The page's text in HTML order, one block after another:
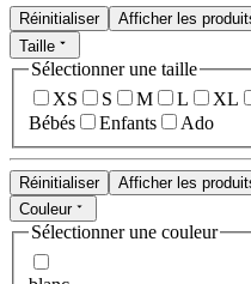
Réinitialiser
Afficher les
Taille
Sélectionner une taille
XS
S M L XL
Bébés
Enfants Ado
Réinitialiser
Afficher les
Couleur
Sélectionner une couleur